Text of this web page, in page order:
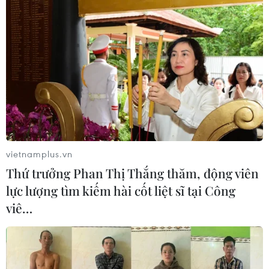
Để ASEAN không chỉ thích ứng với
thời đại, mà còn chủ động kiến tạo và
phát huy hiệu quả vai trò
08/08/2026 00:39
Indonesia không áp thuế chống bán
phá giá với nhựa từ Việt Nam
Chủ tịch Quốc hội kiêm Chủ tịch Hạ
viện Thái Lan kết thúc chuyến thăm
Việt Nam
07/08/2026 14:34
vietnamplus.vn
Thứ trưởng Phan Thị Thắng thăm, động viên
lực lượng tìm kiếm hài cốt liệt sĩ tại Công
viê…